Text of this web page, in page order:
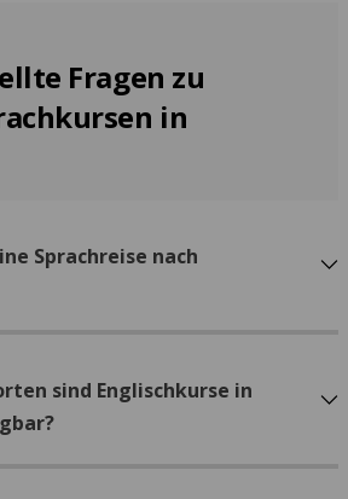
Fragen zu
in
Sprachreise nach
sind Englischkurse in